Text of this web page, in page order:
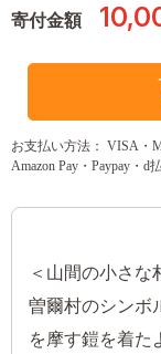
寄付金額
お支払い方法： VISA・
Amazon Pay・Paypay・d
＜山間の小さな
曽爾村のシンボ
を摩す鎧を着た